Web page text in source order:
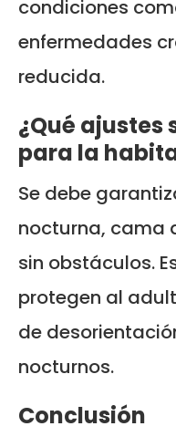
condiciones
enfermedades
reducida.
¿Qué ajustes
para la
Se debe
nocturna, cama
sin obstáculos.
protegen al
de
nocturnos.
Conclusión